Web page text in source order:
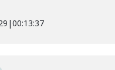
|00:13:37